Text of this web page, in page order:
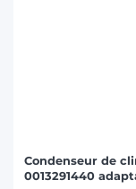
Condenseur de
0013291440